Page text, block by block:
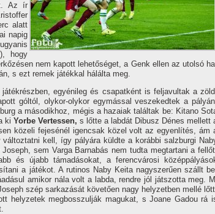
Az ír
alatt
napig
hogy
nem kapott lehetőséget, a Genk ellen az utolsó
s ezt remek játékkal hálálta meg.
egyénileg és csapatként is feljavultak a
góltól, olykor-olykor egymással veszekedtek a
a másodikhoz, mégis a hazaiak találtak be: Kitano
ki Yorbe Vertessen, s lőtte a labdát Dibusz Dénes mellett
közeli fejesénél igencsak közel volt az egyenlítés, ám
kell, így pályára küldte a korábbi salzburgi
sem Varga Barnabás nem tudta megtartani a
és újabb támadásokat, a ferencvárosi
a játékot. A rutinos Naby Keita nagyszerűen szállt
amikor nála volt a labda, rendre jól játszotta meg.
szép sarkazását követően nagy helyzetben mellé
helyzetek megbosszulják magukat, s Joane Gadou rá